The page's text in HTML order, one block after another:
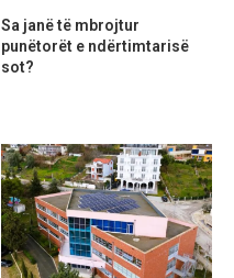
Sa janë të mbrojtur
punëtorët e ndërtimtarisë
sot?